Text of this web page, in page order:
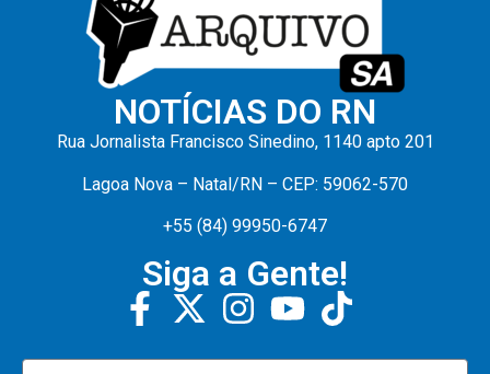
NOTÍCIAS DO RN
Rua Jornalista Francisco Sinedino, 1140 apto 201
Lagoa Nova – Natal/RN – CEP: 59062-570
+55 (84) 99950-6747
Siga a Gente!